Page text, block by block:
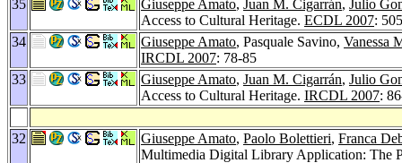
35
Giuseppe Amato, Juan M. Cigarrán, Julio
Access to Cultural Heritage. ECDL 2007:
34
Giuseppe Amato, Pasquale Savino, Vanessa
IRCDL 2007: 78-85
33
Giuseppe Amato, Juan M. Cigarrán, Julio
Access to Cultural Heritage. IRCDL 2007:
32 Giuseppe Amato, Paolo Bolettieri, Franca
Multimedia Digital Library Application: The